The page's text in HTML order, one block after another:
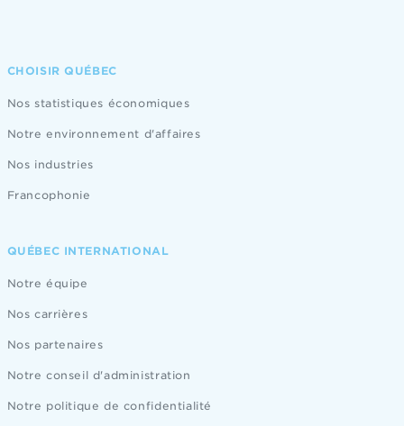
CHOISIR QUÉBEC
Nos statistiques économiques
Notre environnement d'affaires
Nos industries
Francophonie
QUÉBEC INTERNATIONAL
Notre équipe
Nos carrières
Nos partenaires
Notre conseil d'administration
Notre politique de confidentialité